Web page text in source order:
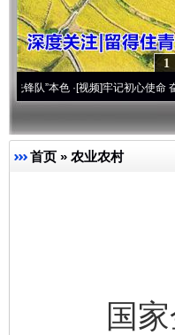
1
·[视频]牢记初心使命 奋进复兴征
首页 » 农业农村
国家金